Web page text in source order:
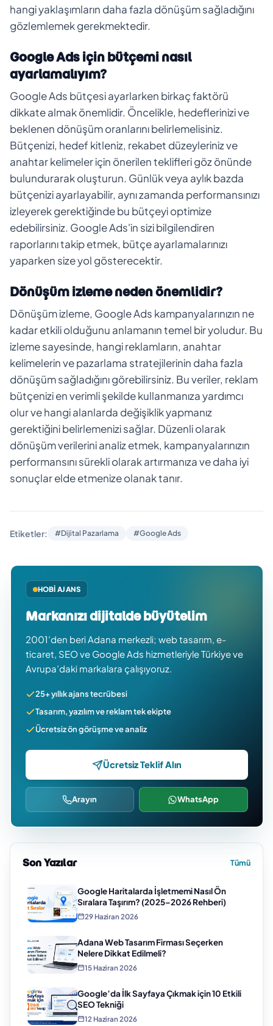
hangi yaklaşımların daha fazla dönüşüm sağladığını
gözlemlemek gerekmektedir.
Google Ads için bütçemi nasıl
ayarlamalıyım?
Google Ads bütçesi ayarlarken birkaç faktörü
dikkate almak önemlidir. Öncelikle, hedeflerinizi ve
beklenen dönüşüm oranlarını belirlemelisiniz.
Bütçenizi, hedef kitleniz, rekabet düzeyleriniz ve
anahtar kelimeler için önerilen teklifleri göz önünde
bulundurarak oluşturun. Günlük veya aylık bazda
bütçenizi ayarlayabilir, aynı zamanda performansınızı
izleyerek gerektiğinde bu bütçeyi optimize
edebilirsiniz. Google Ads'in sizi bilgilendiren
raporlarını takip etmek, bütçe ayarlamalarınızı
yaparken size yol gösterecektir.
Dönüşüm izleme neden önemlidir?
Dönüşüm izleme, Google Ads kampanyalarınızın ne
kadar etkili olduğunu anlamanın temel bir yoludur. Bu
izleme sayesinde, hangi reklamların, anahtar
kelimelerin ve pazarlama stratejilerinin daha fazla
dönüşüm sağladığını görebilirsiniz. Bu veriler, reklam
bütçenizi en verimli şekilde kullanmanıza yardımcı
olur ve hangi alanlarda değişiklik yapmanız
gerektiğini belirlemenizi sağlar. Düzenli olarak
dönüşüm verilerini analiz etmek, kampanyalarınızın
performansını sürekli olarak artırmanıza ve daha iyi
sonuçlar elde etmenize olanak tanır.
Etiketler: #Dijital Pazarlama #Google Ads
HOBI AJANS
Markanızı dijitalde büyütelim
2001’den beri Adana merkezli; web tasarım, e-
ticaret, SEO ve Google Ads hizmetleriyle Türkiye ve
Avrupa’daki markalara çalışıyoruz.
25+ yıllık ajans tecrübesi
Tasarım, yazılım ve reklam tek ekipte
Ücretsiz ön görüşme ve analiz
Ücretsiz Teklif Alın
Arayın WhatsApp
Son Yazılar Tümü
Google Haritalarda İşletmemi Nasıl Ön
Sıralara Taşırım? (2025–2026 Rehberi)
29 Haziran 2026
Adana Web Tasarım Firması Seçerken
Nelere Dikkat Edilmeli?
15 Haziran 2026
Google’da İlk Sayfaya Çıkmak için 10 Etkili
SEO Tekniği
12 Haziran 2026